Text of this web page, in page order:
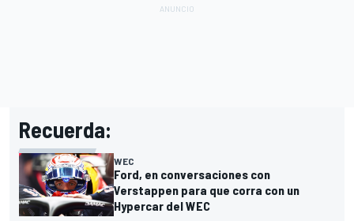
Recuerda:
WEC
Ford, en conversaciones con
Verstappen para que corra con un
Hypercar del WEC